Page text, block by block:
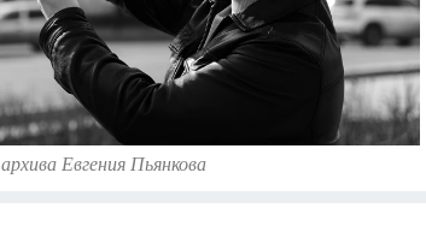
Евгения Пьянкова